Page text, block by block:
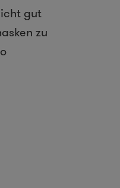
gut
zu